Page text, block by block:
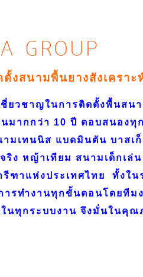
GROUP
ตั้งสนามพื้นยางสังเครา
าญในการติดตั้งพื้นสนา
มากกว่า 10 ปี ตอบสนองทุ
ามเทนนิส แบดมินตัน บาสเ
ง หญ้าเทียม สนามเด็กเล่
รีฑาแห่งประเทศไทย ทั้งใ
ารทำงานทุกขั้นตอนโดยที
นทุกระบบงาน จึงมั่นในคุ